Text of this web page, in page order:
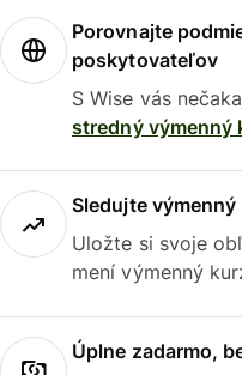
Porovnajte
poskytovateľov
S Wise vás
stredný výmenný
Sledujte
Uložte si svoje
mení výmenný
Úplne zadarmo,